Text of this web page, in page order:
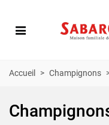
Accueil > Champignons